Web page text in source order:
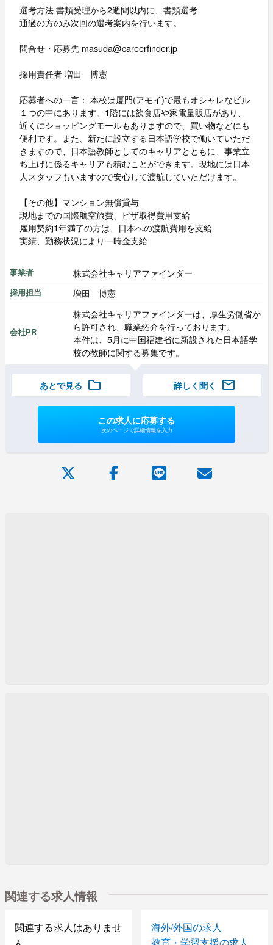
選考方法 書類受理から2週間以内に、書類選考
通過の方のみ次回の選考案内を行います。
問合せ・応募先 masuda@careerfinder.jp
採用責任者 増田 博憲
応募者への一言： 本校は厦門(アモイ)で最もオシャレなビル
１つの中にあります。1階には飲食店や家電量販店があり、
近くにショッピングモールもありますので、買い物などにも
便利です。また、新たに設立する日本語学校で働いていただ
きますので、日本語教師としてのキャリアとともに、事業立
ち上げに係るキャリアも積むことができます。現地には日本
人スタッフもいますので安心して渡航していただけます。
【その他】マンション無償貸与
現地までの国際航空旅費、ビザ取得費用支給
雇用契約1年満了の方は、日本への渡航費用を支給
実績、勤務状況により一時金支給
事業者 株式会社キャリアファインダー
採用担当 増田 博憲
会社PR
株式会社キャリアファインダーは、厚生労働省か
ら許可され、職業紹介を行っております。
本件は、5月に中国福建省に新設された日本語学
校の教師に関する募集です。
あとで見る folder 詳しく聞く mail
この求人に応募する
次のページで詳細情報を入力
関連する求人情報
関連する求人はありませ
ん
海外/外国の求人
教育・学習支援の求人